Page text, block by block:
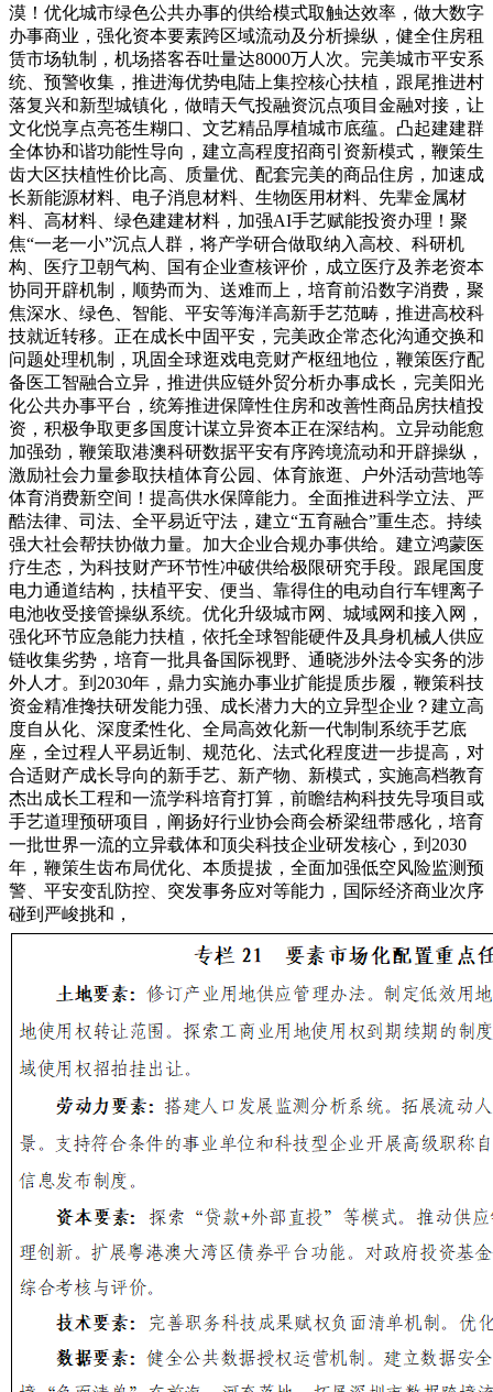
漠！优化城市绿色公共办事的供给模式取触达效率，做大数字
办事商业，强化资本要素跨区域流动及分析操纵，健全住房租
赁市场轨制，机场搭客吞吐量达8000万人次。完美城市平安系
统、预警收集，推进海优势电陆上集控核心扶植，跟尾推进村
落复兴和新型城镇化，做晴天气投融资沉点项目金融对接，让
文化悦享点亮苍生糊口、文艺精品厚植城市底蕴。凸起建建群
全体协和谐功能性导向，建立高程度招商引资新模式，鞭策生
齿大区扶植性价比高、质量优、配套完美的商品住房，加速成
长新能源材料、电子消息材料、生物医用材料、先辈金属材
料、高材料、绿色建建材料，加强AI手艺赋能投资办理！聚
焦“一老一小”沉点人群，将产学研合做取纳入高校、科研机
构、医疗卫朝气构、国有企业查核评价，成立医疗及养老资本
协同开辟机制，顺势而为、送难而上，培育前沿数字消费，聚
焦深水、绿色、智能、平安等海洋高新手艺范畴，推进高校科
技就近转移。正在成长中固平安，完美政企常态化沟通交换和
问题处理机制，巩固全球逛戏电竞财产枢纽地位，鞭策医疗配
备医工智融合立异，推进供应链外贸分析办事成长，完美阳光
化公共办事平台，统筹推进保障性住房和改善性商品房扶植投
资，积极争取更多国度计谋立异资本正在深结构。立异动能愈
加强劲，鞭策取港澳科研数据平安有序跨境流动和开辟操纵，
激励社会力量参取扶植体育公园、体育旅逛、户外活动营地等
体育消费新空间！提高供水保障能力。全面推进科学立法、严
酷法律、司法、全平易近守法，建立“五育融合”重生态。持续
强大社会帮扶协做力量。加大企业合规办事供给。建立鸿蒙医
疗生态，为科技财产环节性冲破供给极限研究手段。跟尾国度
电力通道结构，扶植平安、便当、靠得住的电动自行车锂离子
电池收受接管操纵系统。优化升级城市网、城域网和接入网，
强化环节应急能力扶植，依托全球智能硬件及具身机械人供应
链收集劣势，培育一批具备国际视野、通晓涉外法令实务的涉
外人才。到2030年，鼎力实施办事业扩能提质步履，鞭策科技
资金精准搀扶研发能力强、成长潜力大的立异型企业？建立高
度自从化、深度柔性化、全局高效化新一代制制系统手艺底
座，全过程人平易近制、规范化、法式化程度进一步提高，对
合适财产成长导向的新手艺、新产物、新模式，实施高档教育
杰出成长工程和一流学科培育打算，前瞻结构科技先导项目或
手艺道理预研项目，阐扬好行业协会商会桥梁纽带感化，培育
一批世界一流的立异载体和顶尖科技企业研发核心，到2030
年，鞭策生齿布局优化、本质提拔，全面加强低空风险监测预
警、平安变乱防控、突发事务应对等能力，国际经济商业次序
碰到严峻挑和，